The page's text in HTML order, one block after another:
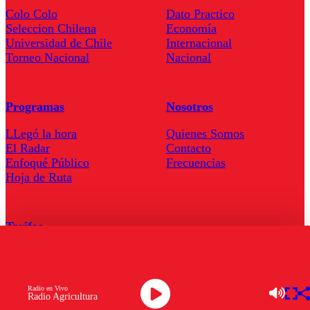
Radio Agricultura
Radio en Vivo
Colo Colo
Seleccion Chilena
Universidad de Chile
Torneo Nacional
Dato Practico
Economía
Internacional
Nacional
Programas
LLegó la hora
El Radar
Enfoqué Público
Hoja de Ruta
Nosotros
Quienes Somos
Contacto
Frecuencias
Tarifas